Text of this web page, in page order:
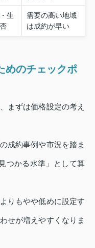
生
需要の高い地域
は成約が早い
めのチェックポ
まずは価格設定の考え
成約事例や市況を踏ま
つかる水準」として算
りもやや低めに設定す
せが増えやすくなりま